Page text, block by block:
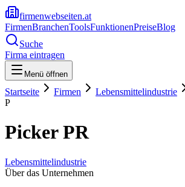
firmenwebseiten.at
FirmenBranchenToolsFunktionenPreiseBlog
Suche
Firma eintragen
Menü öffnen
Startseite Firmen Lebensmittelindustrie
P
Picker PR
Lebensmittelindustrie
Über das Unternehmen